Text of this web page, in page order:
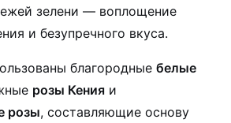
зелени — воплощение
и безупречного вкуса.
благородные белые
розы Кения и
розы, составляющие основу